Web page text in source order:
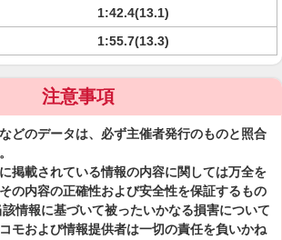
1:42.4(13.1)
1:55.7(13.3)
注意事項
どのデータは、必ず主催者発行のものと照合
掲載されている情報の内容に関しては万全を
の内容の正確性および安全性を保証するもの
情報に基づいて被ったいかなる損害について
モおよび情報提供者は一切の責任を負いかね